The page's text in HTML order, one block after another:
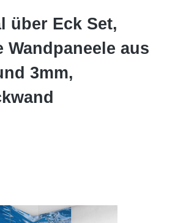
über Eck Set,
Wandpaneele aus
3mm,